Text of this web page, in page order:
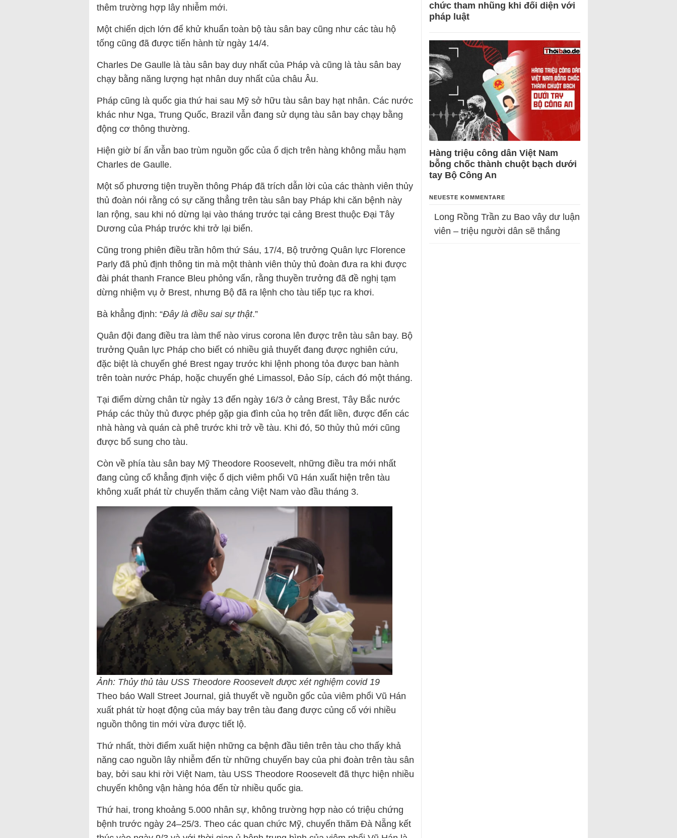
thêm trường hợp lây nhiễm mới.
Một chiến dịch lớn để khử khuẩn toàn bộ tàu sân bay cũng như các tàu hộ
tống cũng đã được tiến hành từ ngày 14/4.
Charles De Gaulle là tàu sân bay duy nhất của Pháp và cũng là tàu sân bay
chạy bằng năng lượng hạt nhân duy nhất của châu Âu.
Pháp cũng là quốc gia thứ hai sau Mỹ sở hữu tàu sân bay hạt nhân. Các nước
khác như Nga, Trung Quốc, Brazil vẫn đang sử dụng tàu sân bay chạy bằng
động cơ thông thường.
Hiện giờ bí ẩn vẫn bao trùm nguồn gốc của ổ dịch trên hàng không mẫu hạm
Charles de Gaulle.
Một số phương tiện truyền thông Pháp đã trích dẫn lời của các thành viên thủy
thủ đoàn nói rằng có sự căng thẳng trên tàu sân bay Pháp khi căn bệnh này
lan rộng, sau khi nó dừng lại vào tháng trước tại cảng Brest thuộc Đại Tây
Dương của Pháp trước khi trở lại biển.
Cũng trong phiên điều trần hôm thứ Sáu, 17/4, Bộ trưởng Quân lực Florence
Parly đã phủ định thông tin mà một thành viên thủy thủ đoàn đưa ra khi được
đài phát thanh France Bleu phỏng vấn, rằng thuyền trưởng đã đề nghị tạm
dừng nhiệm vụ ở Brest, nhưng Bộ đã ra lệnh cho tàu tiếp tục ra khơi.
Bà khẳng định: “Đây là điều sai sự thật.”
Quân đội đang điều tra làm thế nào virus corona lên được trên tàu sân bay. Bộ
trưởng Quân lực Pháp cho biết có nhiều giả thuyết đang được nghiên cứu,
đặc biệt là chuyến ghé Brest ngay trước khi lệnh phong tỏa được ban hành
trên toàn nước Pháp, hoặc chuyến ghé Limassol, Đảo Síp, cách đó một tháng.
Tại điểm dừng chân từ ngày 13 đến ngày 16/3 ở cảng Brest, Tây Bắc nước
Pháp các thủy thủ được phép gặp gia đình của họ trên đất liền, được đến các
nhà hàng và quán cà phê trước khi trở về tàu. Khi đó, 50 thủy thủ mới cũng
được bổ sung cho tàu.
Còn về phía tàu sân bay Mỹ Theodore Roosevelt, những điều tra mới nhất
đang củng cố khẳng định việc ổ dịch viêm phổi Vũ Hán xuất hiện trên tàu
không xuất phát từ chuyến thăm cảng Việt Nam vào đầu tháng 3.
Ảnh: Thủy thủ tàu USS Theodore Roosevelt được xét nghiệm covid 19
Theo báo Wall Street Journal, giả thuyết về nguồn gốc của viêm phổi Vũ Hán
xuất phát từ hoạt động của máy bay trên tàu đang được củng cố với nhiều
nguồn thông tin mới vừa được tiết lộ.
Thứ nhất, thời điểm xuất hiện những ca bệnh đầu tiên trên tàu cho thấy khả
năng cao nguồn lây nhiễm đến từ những chuyến bay của phi đoàn trên tàu sân
bay, bởi sau khi rời Việt Nam, tàu USS Theodore Roosevelt đã thực hiện nhiều
chuyến không vận hàng hóa đến từ nhiều quốc gia.
Thứ hai, trong khoảng 5.000 nhân sự, không trường hợp nào có triệu chứng
bệnh trước ngày 24–25/3. Theo các quan chức Mỹ, chuyến thăm Đà Nẵng kết
chức tham nhũng khi đối diện với
pháp luật
Hàng triệu công dân Việt Nam
bỗng chốc thành chuột bạch dưới
tay Bộ Công An
NEUESTE KOMMENTARE
Long Rồng Trần zu Bao vây dư luận
viên – triệu người dân sẽ thắng